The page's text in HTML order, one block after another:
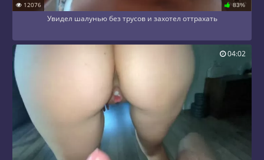
12076 83%
Увидел шалунью без трусов и захотел оттрахать
04:02